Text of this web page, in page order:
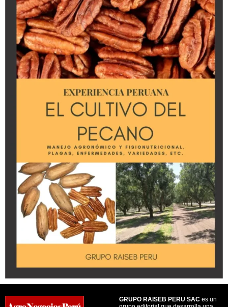
GRUPO RAISEB PERU SAC es un